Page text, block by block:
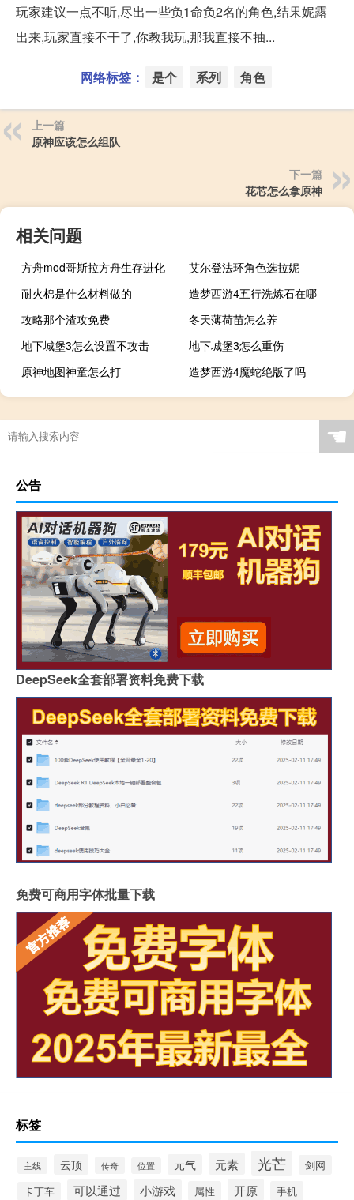
玩家建议一点不听,尽出一些负1命负2名的角色,结果妮露
出来,玩家直接不干了,你教我玩,那我直接不抽...
网络标签： 是个 系列 角色
上一篇
原神应该怎么组队
下一篇
花芯怎么拿原神
相关问题
方舟mod哥斯拉方舟生存进化
艾尔登法环角色选拉妮
耐火棉是什么材料做的
造梦西游4五行洗炼石在哪
攻略那个渣攻免费
冬天薄荷苗怎么养
地下城堡3怎么设置不攻击
地下城堡3怎么重伤
原神地图神童怎么打
造梦西游4魔蛇绝版了吗
☚
公告
DeepSeek全套部署资料免费下载
免费可商用字体批量下载
标签
主线 云顶 传奇 位置 元气 元素 光芒 剑网
卡丁车 可以通过 小游戏 属性 开原 手机